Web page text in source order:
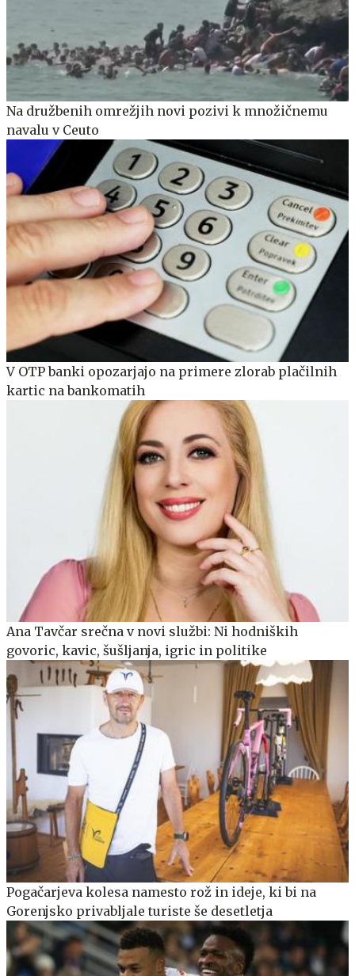
Na družbenih omrežjih novi pozivi k množičnemu
navalu v Ceuto
V OTP banki opozarjajo na primere zlorab plačilnih
kartic na bankomatih
Ana Tavčar srečna v novi službi: Ni hodniških
govoric, kavic, šušljanja, igric in politike
Pogačarjeva kolesa namesto rož in ideje, ki bi na
Gorenjsko privabljale turiste še desetletja